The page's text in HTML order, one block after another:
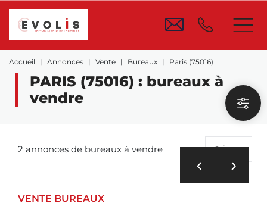
Accueil Annonces Vente Bureaux Paris (75016)
PARIS (75016) : bureaux à
vendre
2 annonces de bureaux à vendre Trier
VENTE BUREAUX